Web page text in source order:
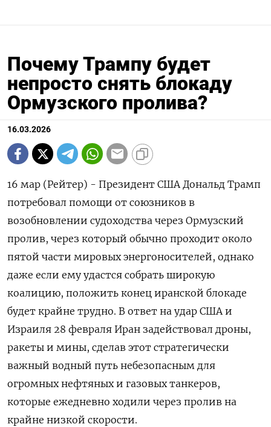
Почему Трампу будет
непросто снять блокаду
Ормузского пролива?
16.03.2026
16 мар (Рейтер) - Президент США Дональд Трамп
потребовал помощи от союзников в
возобновлении судоходства через Ормузский
пролив, через который обычно проходит около
пятой части мировых энергоносителей, однако
даже если ему удастся собрать широкую
коалицию, положить конец иранской блокаде
будет крайне трудно. В ответ на удар США и
Израиля 28 февраля Иран задействовал дроны,
ракеты и мины, сделав этот стратегически
важный водный путь небезопасным для
огромных нефтяных и газовых танкеров,
которые ежедневно ходили через пролив на
крайне низкой скорости.